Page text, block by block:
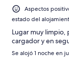
Aspectos
estado del
Lugar muy limpio,
cargador y en
Se alojó 1 noche en